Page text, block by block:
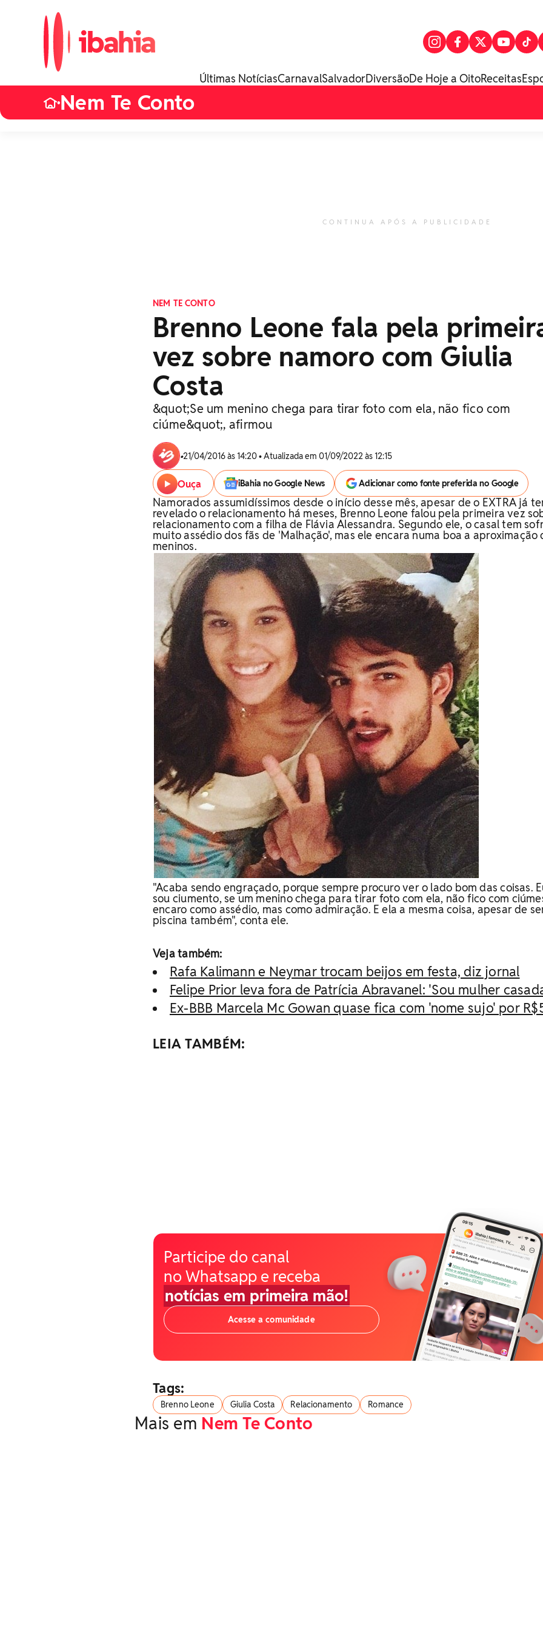
Últimas NotíciasCarnavalSalvadorDiversãoDe Hoje a OitoReceitas
•Nem Te Conto
CONTINUA APÓS A PUBLICIDADE
NEM TE CONTO
Brenno Leone fala pela
vez sobre namoro com Giulia
Costa
&quot;Se um menino chega para tirar foto com ela, não fico com
ciúme&quot;, afirmou
•21/04/2016 às 14:20 • Atualizada em 01/09/2022 às 12:15
Ouça iBahia no Google News Adicionar como fonte preferida no Google
Namorados assumidíssimos desde o início desse mês, apesar de o EXTRA já
revelado o relacionamento há meses, Brenno Leone falou pela primeira vez
relacionamento com a filha de Flávia Alessandra. Segundo ele, o casal tem
muito assédio dos fãs de 'Malhação', mas ele encara numa boa a aproximação
meninos.
"Acaba sendo engraçado, porque sempre procuro ver o lado bom das coisas.
sou ciumento, se um menino chega para tirar foto com ela, não fico com
encaro como assédio, mas como admiração. E ela a mesma coisa, apesar de
piscina também", conta ele.
Veja também:
Rafa Kalimann e Neymar trocam beijos em festa, diz jornal
Felipe Prior leva fora de Patrícia Abravanel: 'Sou mulher
Ex-BBB Marcela Mc Gowan quase fica com 'nome sujo' por
LEIA TAMBÉM:
Participe do canal
no Whatsapp e receba
notícias em primeira mão!
Acesse a comunidade
Tags:
Brenno Leone Giulia Costa Relacionamento Romance
Mais em Nem Te Conto